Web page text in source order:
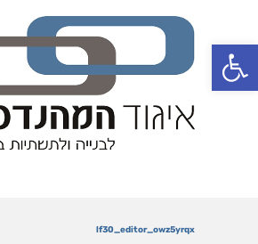
פתח סרגל נגישות
lf30_editor_owz5yrqx